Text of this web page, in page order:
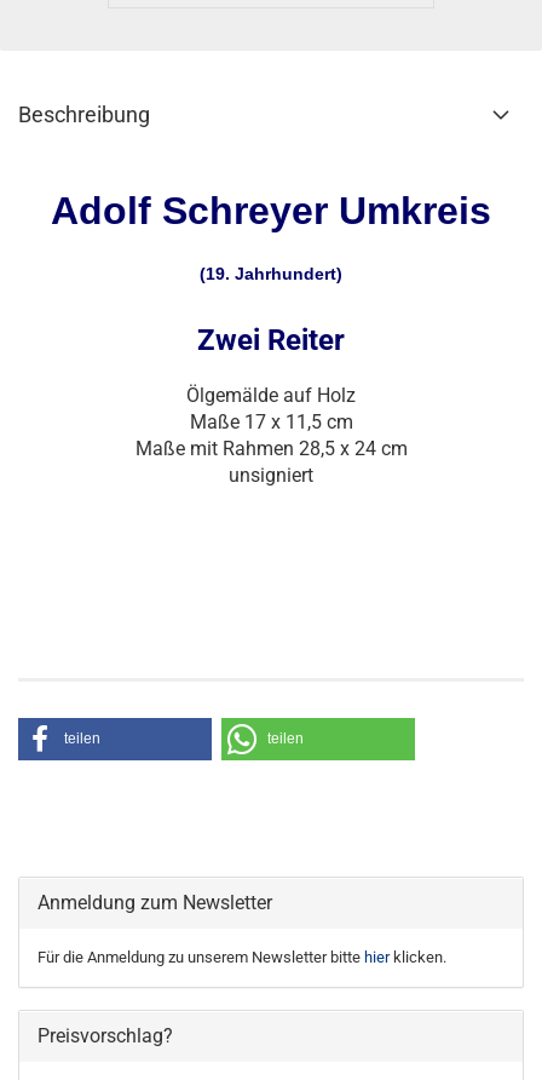
Beschreibung
Adolf Schreyer Umkreis
(19. Jahrhundert)
Zwei Reiter
Ölgemälde auf Holz
Maße 17 x 11,5 cm
Maße mit Rahmen 28,5 x 24 cm
unsigniert
teilen teilen
Anmeldung zum Newsletter
Für die Anmeldung zu unserem Newsletter bitte hierklicken.
Preisvorschlag?